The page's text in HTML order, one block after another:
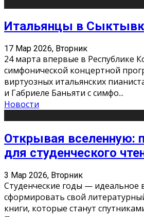
Итальянцы в
17 Мар 2026, Вторник
24 марта впервые в Республике
симфонической концертной
виртуозных итальянских
и Габриеле Баньяти с симфо...
Новости
Открывая вселенную:
для студенческого
3 Мар 2026, Вторник
Студенческие годы — идеальное
сформировать свой
книги, которые станут